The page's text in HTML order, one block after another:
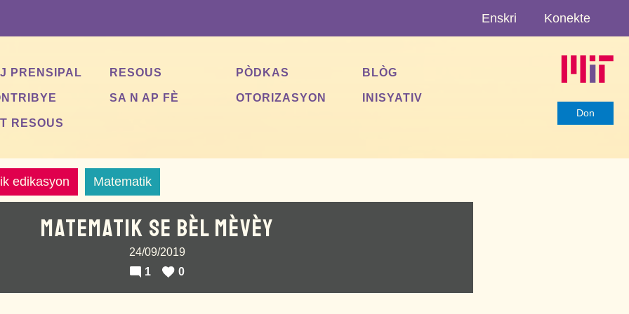
Enskri Konekte
Don
PRENSIPAL RESOUS PÒDKAS
BLÒG
SA N AP FÈ OTORIZASYON
INISYATIV
RESOUS
edikasyon Matematik
MATEMATIK SE BÈL MÈVÈY
24/09/2019
1 0